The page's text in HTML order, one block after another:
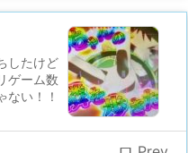
したけど
ゲーム数
ない！！